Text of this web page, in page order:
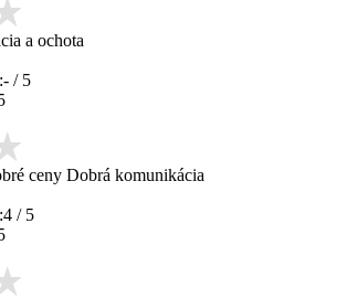
a ochota
- / 5
ceny Dobrá komunikácia
4 / 5